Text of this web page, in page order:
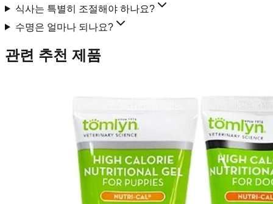
식사는 특별히 조절해야 하나요?
수명은 얼마나 되나요?
관련 추천 제품